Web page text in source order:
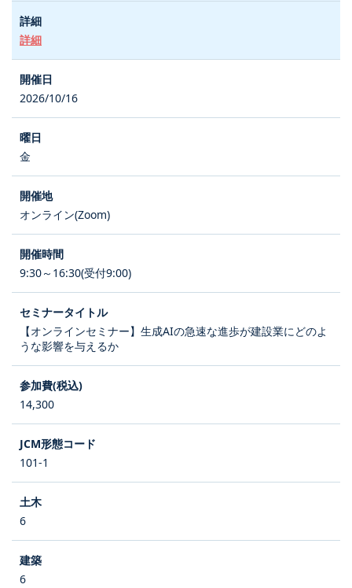
詳細
2026/10/16
金
オンライン(Zoom)
9:30～16:30(受付9:00)
【オンラインセミナー】生成AIの急速な進歩が建設業にどのよ
うな影響を与えるか
14,300
101-1
6
6